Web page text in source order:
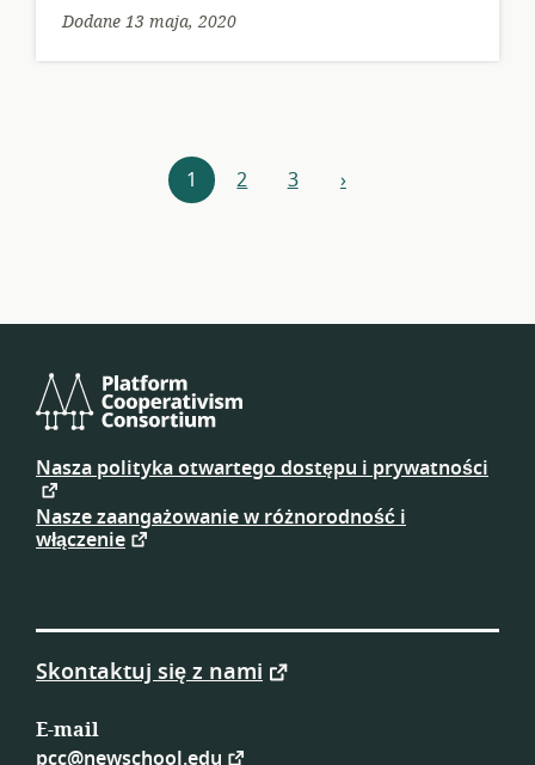
Dodane 13 maja, 2020
Nawigacja 1 2 3 następny
›
Platform
Cooperativism
Consortium
Nasza polityka otwartego dostępu i prywatności
Nasze zaangażowanie w różnorodność i
włączenie
Skontaktuj się z nami
E-mail
pcc@newschool.edu